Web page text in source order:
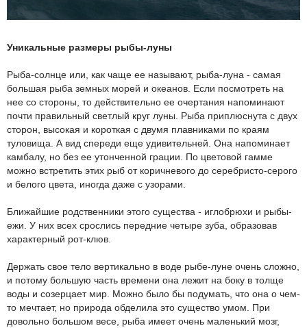
Уникальные размеры рыбы-луны
Рыба-солнце или, как чаще ее называют, рыба-луна - самая
большая рыба земных морей и океанов. Если посмотреть на
нее со стороны, то действительно ее очертания напоминают
почти правильный светлый круг луны. Рыба приплюснута с двух
сторон, высокая и короткая с двумя плавниками по краям
туловища. А вид спереди еще удивительней. Она напоминает
камбалу, но без ее утонченной грации. По цветовой гамме
можно встретить этих рыб от коричневого до серебристо-серого
и белого цвета, иногда даже с узорами.
Ближайшие родственники этого существа - иглобрюхи и рыбы-
ежи. У них всех срослись передние четыре зуба, образовав
характерный рот-клюв.
Держать свое тело вертикально в воде рыбе-луне очень сложно,
и потому большую часть времени она лежит на боку в толще
воды и созерцает мир. Можно было бы подумать, что она о чем-
то мечтает, но природа обделила это существо умом. При
довольно большом весе, рыба имеет очень маленький мозг,